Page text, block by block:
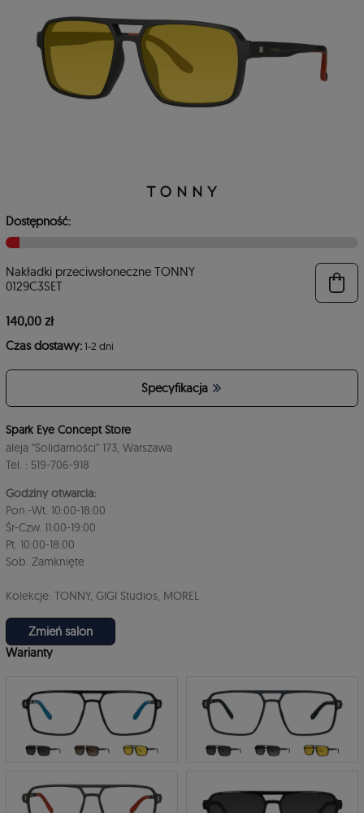
Dostępność:
Nakładki przeciwsłoneczne TONNY
0129C3SET
140,00 zł
Czas dostawy: 1-2 dni
Specyfikacja
Spark Eye Concept Store
aleja "Solidarności" 173, Warszawa
Tel. : 519-706-918
Godziny otwarcia:
Zmień salon
Pon.-Wt. 10:00-18:00
Śr-Czw. 11:00-19:00
Pt. 10:00-18:00
Sob. Zamknięte
Kolekcje: TONNY, GIGI Studios, MOREL
Warianty